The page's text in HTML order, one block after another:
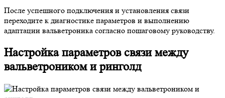
После успешного подключения и установления связи
переходите к диагностике параметров и выполнению
адаптации вальветроника согласно пошаговому руководству.
Настройка параметров связи между
вальветроником и ринголд